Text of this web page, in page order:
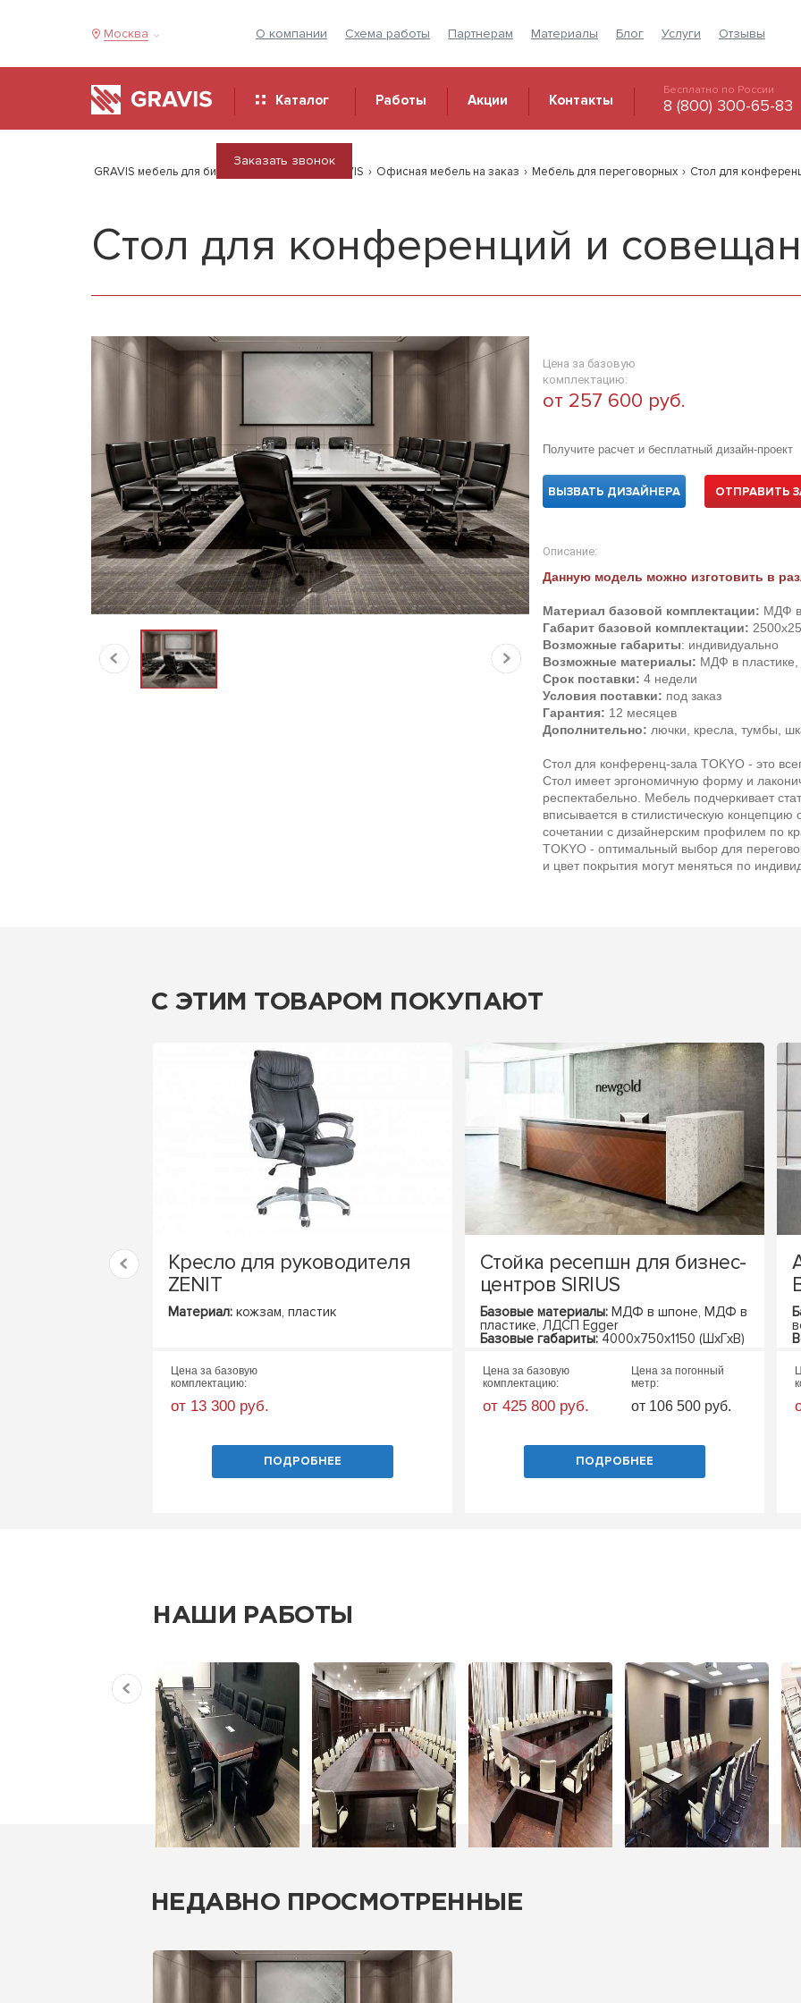
Москва О компании Схема работы Партнерам Материалы Блог Услуги Отзывы
Каталог Работы Акции Контакты
Бесплатно по России
8 (800) 300-65-83
Заказать звонок
GRAVIS мебель для бизнеса Продукция GRAVIS › Офисная мебель на заказ › Мебель для переговорных › Стол для
Стол для конференций и
Цена за базовую
комплектацию:
от 257 600 руб.
Получите расчет и бесплатный дизайн-проект
ВЫЗВАТЬ ДИЗАЙНЕРА ОТПРАВИТЬ
Описание:
Данную модель можно изготовить в
Материал базовой комплектации: МДФ в
Габарит базовой комплектации:
Возможные габариты: индивидуально
Возможные материалы: МДФ в пластике,
Срок поставки: 4 недели
Условия поставки: под заказ
Гарантия: 12 месяцев
Дополнительно: лючки, кресла, тумбы,
Стол для конференц-зала TOKYO - это
Стол имеет эргономичную форму и
респектабельно. Мебель подчеркивает
вписывается в стилистическую
сочетании с дизайнерским профилем по
TOKYO - оптимальный выбор для
и цвет покрытия могут меняться по
С ЭТИМ ТОВАРОМ ПОКУПАЮТ
Кресло для руководителя
ZENIT
Материал:кожзам, пластик
Цена за базовую
комплектацию:
от 13 300 руб.
ПОДРОБНЕЕ
Стойка ресепшн для бизнес-
центров SIRIUS
Базовые материалы:МДФ в шпоне, МДФ в
пластике, ЛДСП Egger
Базовые габариты:4000х750х1150 (ШхГхВ)
Цена за базовую
комплектацию:
от 425 800 руб.
Цена за погонный
метр:
от 106 500 руб.
ПОДРОБНЕЕ
НАШИ РАБОТЫ
НЕДАВНО ПРОСМОТРЕННЫЕ